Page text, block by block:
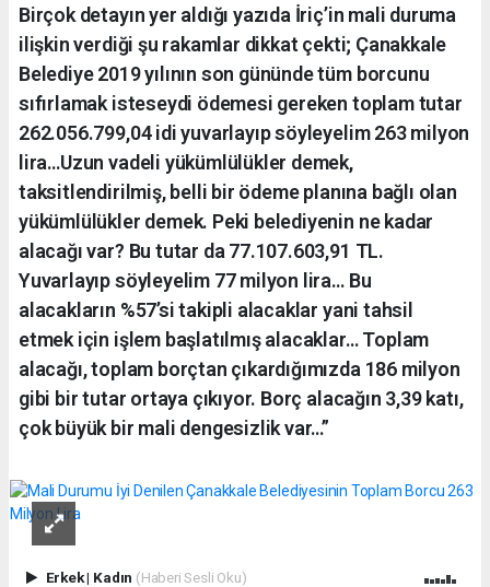
Birçok detayın yer aldığı yazıda İriç’in mali duruma
ilişkin verdiği şu rakamlar dikkat çekti; Çanakkale
Belediye 2019 yılının son gününde tüm borcunu
sıfırlamak isteseydi ödemesi gereken toplam tutar
262.056.799,04 idi yuvarlayıp söyleyelim 263 milyon
lira…Uzun vadeli yükümlülükler demek,
taksitlendirilmiş, belli bir ödeme planına bağlı olan
yükümlülükler demek. Peki belediyenin ne kadar
alacağı var? Bu tutar da 77.107.603,91 TL.
Yuvarlayıp söyleyelim 77 milyon lira… Bu
alacakların %57’si takipli alacaklar yani tahsil
etmek için işlem başlatılmış alacaklar… Toplam
alacağı, toplam borçtan çıkardığımızda 186 milyon
gibi bir tutar ortaya çıkıyor. Borç alacağın 3,39 katı,
çok büyük bir mali dengesizlik var…”
Erkek| Kadın (Haberi Sesli Oku)